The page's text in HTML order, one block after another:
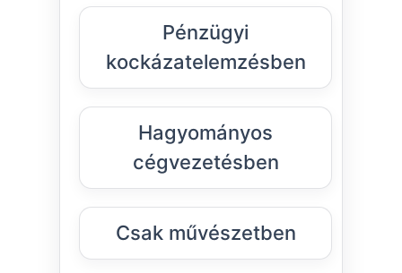
Pénzügyi
kockázatelemzésben
Hagyományos
cégvezetésben
Csak művészetben